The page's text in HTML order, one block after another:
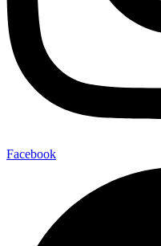
Facebook